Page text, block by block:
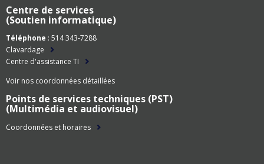
Centre de services
(Soutien informatique)
Téléphone : 514 343-7288
Clavardage
Centre d'assistance TI
Voir nos coordonnées détaillées
Points de services techniques (PST)
(Multimédia et audiovisuel)
Coordonnées et horaires